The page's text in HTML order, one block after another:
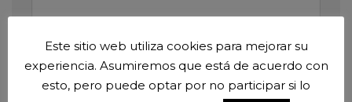
Web
Este sitio web utiliza cookies para mejorar su
experiencia. Asumiremos que está de acuerdo con
esto, pero puede optar por no participar si lo